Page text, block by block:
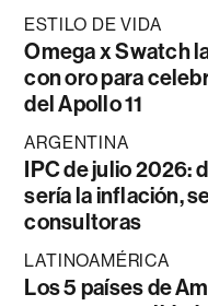
ESTILO DE VIDA
Omega x Swatch
con oro para
del Apollo 11
ARGENTINA
IPC de julio 2026:
sería la inflación,
consultoras
LATINOAMÉRICA
Los 5 países de